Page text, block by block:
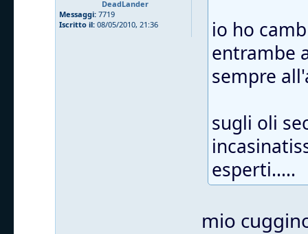
DeadLander
Messaggi: 7719
Iscritto il: 08/05/2010, 21:36
io ho
entrambe
sempre
sugli oli
esperti.....
mio